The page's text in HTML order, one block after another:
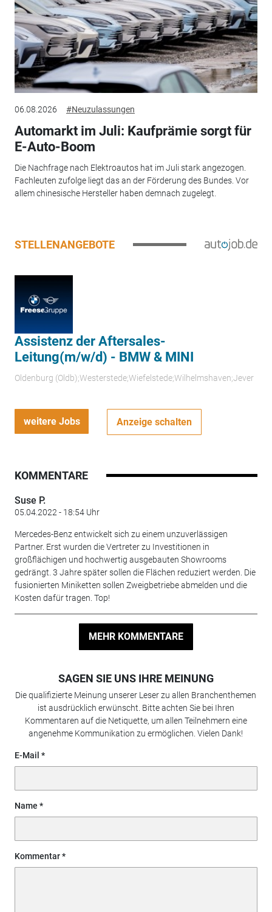
06.08.2026 #Neuzulassungen
Automarkt im Juli: Kaufprämie sorgt für
E-Auto-Boom
Die Nachfrage nach Elektroautos hat im Juli stark angezogen.
Fachleuten zufolge liegt das an der Förderung des Bundes. Vor
allem chinesische Hersteller haben demnach zugelegt.
STELLENANGEBOTE
Assistenz der Aftersales-
Leitung(m/w/d) - BMW & MINI
Oldenburg (Oldb);Westerstede;Wiefelstede;Wilhelmshaven;Jever
weitere Jobs Anzeige schalten
KOMMENTARE
Suse P.
05.04.2022 - 18:54 Uhr
Mercedes-Benz entwickelt sich zu einem unzuverlässigen
Partner. Erst wurden die Vertreter zu Investitionen in
großflächigen und hochwertig ausgebauten Showrooms
gedrängt. 3 Jahre später sollen die Flächen reduziert werden. Die
fusionierten Miniketten sollen Zweigbetriebe abmelden und die
Kosten dafür tragen. Top!
MEHR KOMMENTARE
SAGEN SIE UNS IHRE MEINUNG
Die qualifizierte Meinung unserer Leser zu allen Branchenthemen
ist ausdrücklich erwünscht. Bitte achten Sie bei Ihren
Kommentaren auf die Netiquette, um allen Teilnehmern eine
angenehme Kommunikation zu ermöglichen. Vielen Dank!
E-Mail
Name
Kommentar